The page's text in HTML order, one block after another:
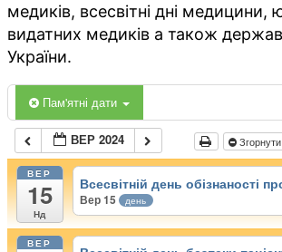
медиків, всесвітні дні медицини,
видатних медиків а також
України.
Пам'ятні дати
ВЕР 2024
ВЕР
15
Нд
Всесвітній день обізнаності
Вер 15 день
ВЕР